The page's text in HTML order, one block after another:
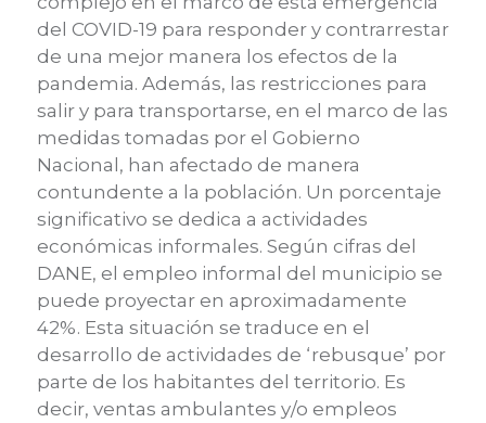
del COVID-19 para responder y contrarrestar
de una mejor manera los efectos de la
pandemia. Además, las restricciones para
salir y para transportarse, en el marco de las
medidas tomadas por el Gobierno
Nacional, han afectado de manera
contundente a la población. Un porcentaje
significativo se dedica a actividades
económicas informales. Según cifras del
DANE, el empleo informal del municipio se
puede proyectar en aproximadamente
42%. Esta situación se traduce en el
desarrollo de actividades de ‘rebusque’ por
parte de los habitantes del territorio. Es
decir, ventas ambulantes y/o empleos